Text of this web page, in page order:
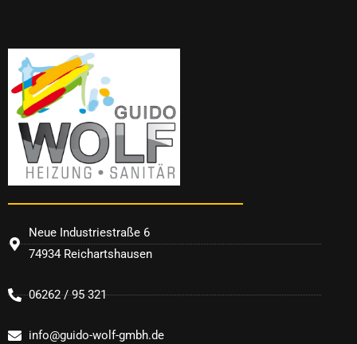
Neue Industriestraße 6
74934 Reichartshausen
06262 / 95 321
info@guido-wolf-gmbh.de